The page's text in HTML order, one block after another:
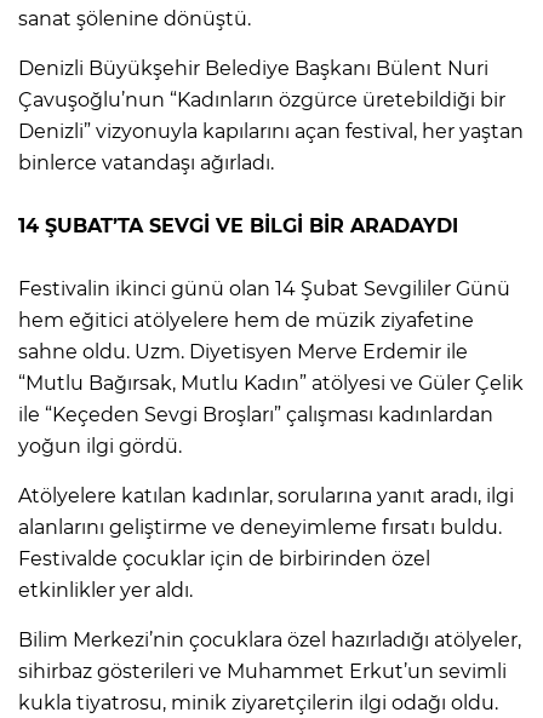
sanat şölenine dönüştü.
Denizli Büyükşehir Belediye Başkanı Bülent Nuri
Çavuşoğlu’nun “Kadınların özgürce üretebildiği bir
Denizli” vizyonuyla kapılarını açan festival, her yaştan
binlerce vatandaşı ağırladı.
14 ŞUBAT’TA SEVGİ VE BİLGİ BİR ARADAYDI
Festivalin ikinci günü olan 14 Şubat Sevgililer Günü
hem eğitici atölyelere hem de müzik ziyafetine
sahne oldu. Uzm. Diyetisyen Merve Erdemir ile
“Mutlu Bağırsak, Mutlu Kadın” atölyesi ve Güler Çelik
ile “Keçeden Sevgi Broşları” çalışması kadınlardan
yoğun ilgi gördü.
Atölyelere katılan kadınlar, sorularına yanıt aradı, ilgi
alanlarını geliştirme ve deneyimleme fırsatı buldu.
Festivalde çocuklar için de birbirinden özel
etkinlikler yer aldı.
Bilim Merkezi’nin çocuklara özel hazırladığı atölyeler,
sihirbaz gösterileri ve Muhammet Erkut’un sevimli
kukla tiyatrosu, minik ziyaretçilerin ilgi odağı oldu.